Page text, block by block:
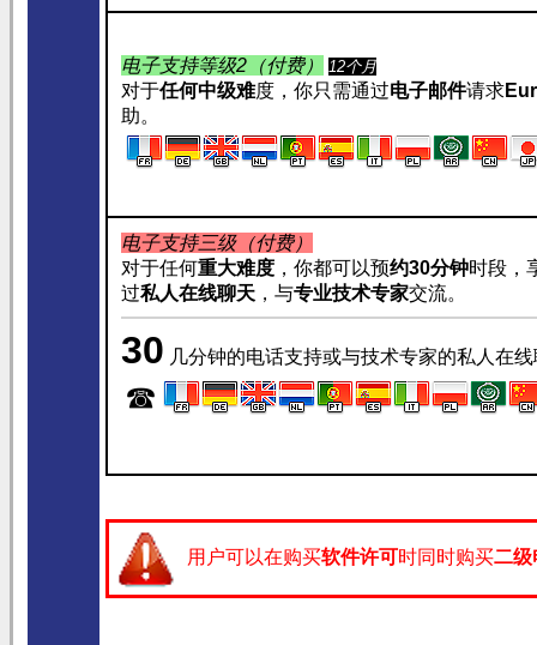
电子支持等级2（付费） 12个月
对于任何中级难度，你只需通过电子邮件请求
助。
电子支持三级（付费）
对于任何重大难度 ，你都可以预约30分钟时段，
过私人在线聊天 ，与专业技术专家交流。
30 几分钟的电话支持或与技术专家的私人在
☎
用户可以在购买软件许可时同时购买二级